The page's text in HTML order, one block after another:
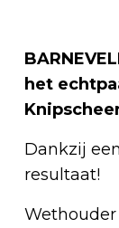
het
Dankzij
resultaat!